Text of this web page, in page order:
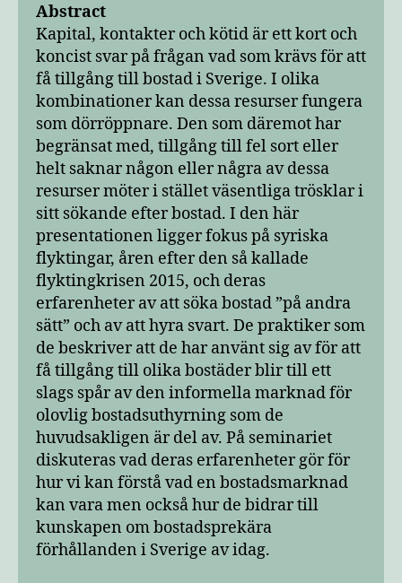
Abstract
Kapital, kontakter och kötid är ett kort och
koncist svar på frågan vad som krävs för att
få tillgång till bostad i Sverige. I olika
kombinationer kan dessa resurser fungera
som dörröppnare. Den som däremot har
begränsat med, tillgång till fel sort eller
helt saknar någon eller några av dessa
resurser möter i stället väsentliga trösklar i
sitt sökande efter bostad. I den här
presentationen ligger fokus på syriska
flyktingar, åren efter den så kallade
flyktingkrisen 2015, och deras
erfarenheter av att söka bostad ”på andra
sätt” och av att hyra svart. De praktiker som
de beskriver att de har använt sig av för att
få tillgång till olika bostäder blir till ett
slags spår av den informella marknad för
olovlig bostadsuthyrning som de
huvudsakligen är del av. På seminariet
diskuteras vad deras erfarenheter gör för
hur vi kan förstå vad en bostadsmarknad
kan vara men också hur de bidrar till
kunskapen om bostadsprekära
förhållanden i Sverige av idag.